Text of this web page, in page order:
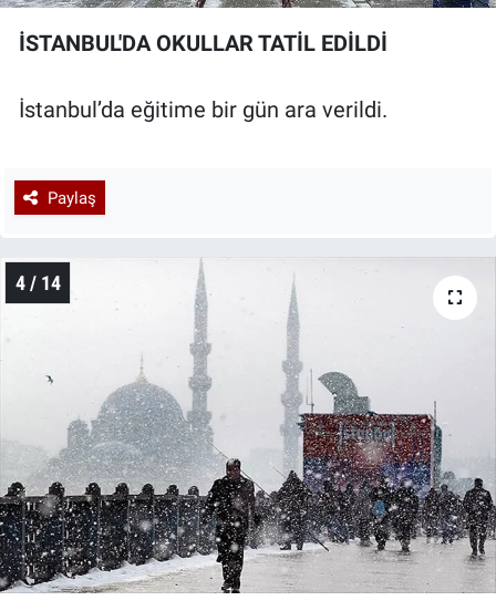
İSTANBUL'DA OKULLAR TATİL EDİLDİ
İstanbul’da eğitime bir gün ara verildi.
Paylaş
4 / 14